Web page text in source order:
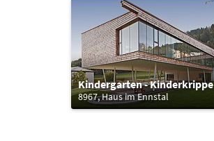
Kindergarten - Kinderkrippe
8967, Haus im Ennstal